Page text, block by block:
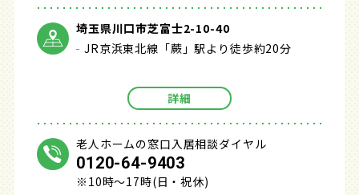
埼玉県川口市芝富士2-10-40
JR京浜東北線「蕨」駅より徒歩約20分
詳細
老人ホームの窓口入居相談ダイヤル
0120-64-9403
※10時～17時(日・祝休)